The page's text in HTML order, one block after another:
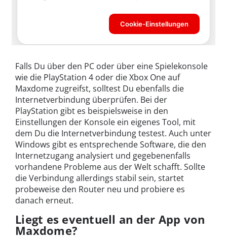
Falls Du über den PC oder über eine Spielekonsole
wie die PlayStation 4 oder die Xbox One auf
Maxdome zugreifst, solltest Du ebenfalls die
Internetverbindung überprüfen. Bei der
PlayStation gibt es beispielsweise in den
Einstellungen der Konsole ein eigenes Tool, mit
dem Du die Internetverbindung testest. Auch unter
Windows gibt es entsprechende Software, die den
Internetzugang analysiert und gegebenenfalls
vorhandene Probleme aus der Welt schafft. Sollte
die Verbindung allerdings stabil sein, startet
probeweise den Router neu und probiere es
danach erneut.
Liegt es eventuell an der App von
Maxdome?